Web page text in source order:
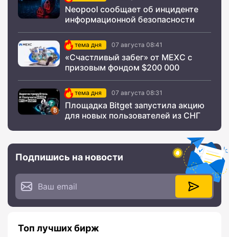
Neopool сообщает об инциденте
информационной безопасности
тема дня 07 августа 08:41
«Счастливый забег» от MEXC с
призовым фондом $200 000
тема дня 07 августа 08:31
Площадка Bitget запустила акцию
для новых пользователей из СНГ
Подпишись на новости
Топ лучших бирж